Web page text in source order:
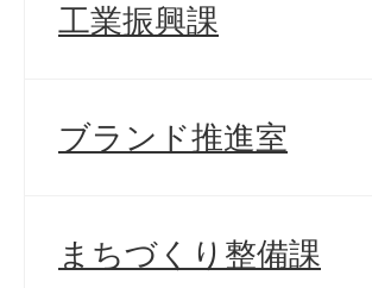
工業振興課
ブランド推進室
まちづくり整備課